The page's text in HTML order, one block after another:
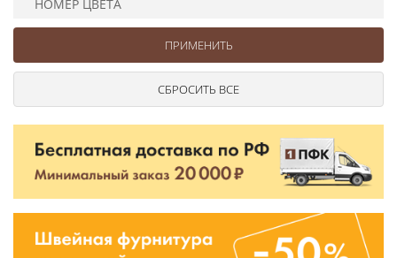
НОМЕР ЦВЕТА
Ушковые
Шторные
Цепочки шарики с замком
Ткани
Шнуры